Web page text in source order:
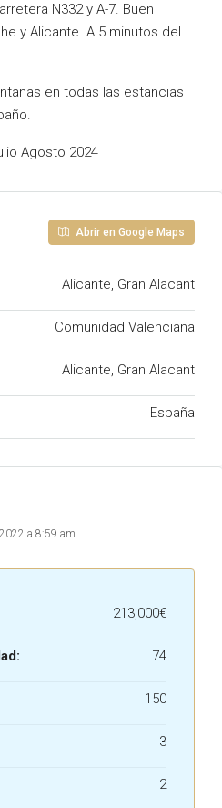
N332 y A-7. Buen
y Alicante. A 5 minutos del
en todas las estancias
Agosto 2024
Abrir en Google Maps
Alicante, Gran Alacant
Comunidad Valenciana
Alicante, Gran Alacant
España
a 8:59 am
213,000€
74
150
3
2